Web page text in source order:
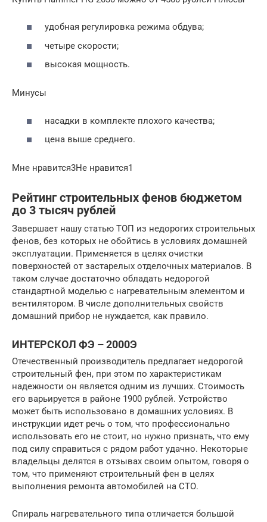
удобная регулировка режима обдува;
четыре скорости;
высокая мощность.
Минусы
насадки в комплекте плохого качества;
цена выше среднего.
Мне нравится3Не нравится1
Рейтинг строительных фенов бюджетом
до 3 тысяч рублей
Завершает нашу статью ТОП из недорогих строительных
фенов, без которых не обойтись в условиях домашней
эксплуатации. Применяется в целях очистки
поверхностей от застарелых отделочных материалов. В
таком случае достаточно обладать недорогой
стандартной моделью с нагревательным элементом и
вентилятором. В числе дополнительных свойств
домашний прибор не нуждается, как правило.
ИНТЕРСКОЛ ФЭ – 2000Э
Отечественный производитель предлагает недорогой
строительный фен, при этом по характеристикам
надежности он является одним из лучших. Стоимость
его варьируется в районе 1900 рублей. Устройство
может быть использовано в домашних условиях. В
инструкции идет речь о том, что профессионально
использовать его не стоит, но нужно признать, что ему
под силу справиться с рядом работ удачно. Некоторые
владельцы делятся в отзывах своим опытом, говоря о
том, что применяют строительный фен в целях
выполнения ремонта автомобилей на СТО.
Спираль нагревательного типа отличается большой